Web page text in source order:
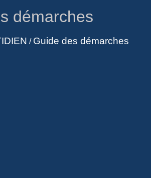
démarches
/ Guide des démarches